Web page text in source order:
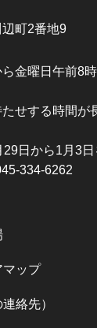
町2番地9
金曜日午前8
せする時間が
29日から1月3日
334-6262
マップ
絡先）